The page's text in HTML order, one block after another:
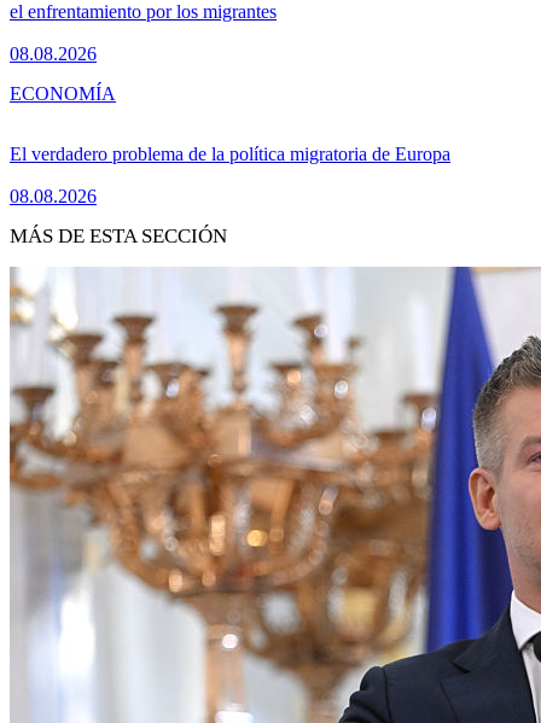
el enfrentamiento por los migrantes
08.08.2026
El verdadero problema de la política migratoria de Europa
08.08.2026
ECONOMÍA
MÁS DE ESTA SECCIÓN